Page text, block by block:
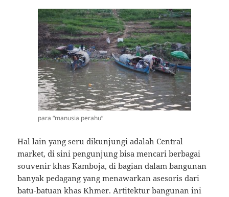
para “manusia perahu”
Hal lain yang seru dikunjungi adalah Central
market, di sini pengunjung bisa mencari berbagai
souvenir khas Kamboja, di bagian dalam bangunan
banyak pedagang yang menawarkan asesoris dari
batu-batuan khas Khmer. Artitektur bangunan ini